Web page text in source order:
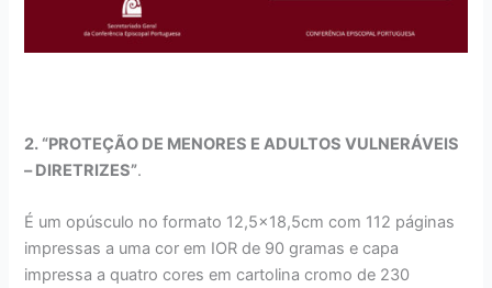
2. “PROTEÇÃO DE MENORES E ADULTOS VULNERÁVEIS
– DIRETRIZES”.
É um opúsculo no formato 12,5×18,5cm com 112 páginas
impressas a uma cor em IOR de 90 gramas e capa
impressa a quatro cores em cartolina cromo de 230